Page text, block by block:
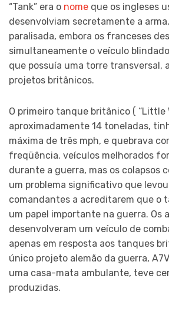
“Tank” era o nome que os ingleses
desenvolviam secretamente a
paralisada, embora os franceses
simultaneamente o veículo
que possuía uma torre transversal,
projetos britânicos.
O primeiro tanque britânico ( “Little
aproximadamente 14 toneladas,
máxima de três mph, e quebrava
freqüência. veículos melhorados
durante a guerra, mas os colapsos
um problema significativo que
comandantes a acreditarem que o
um papel importante na guerra. Os
desenvolveram um veículo de
apenas em resposta aos tanques
único projeto alemão da guerra,
uma casa-mata ambulante, teve
produzidas.